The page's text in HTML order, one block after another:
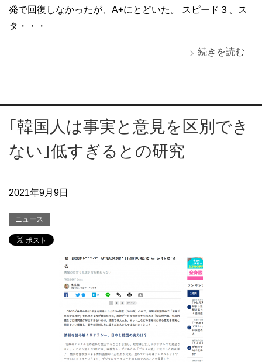
発で回復しなかったが、A+にとどいた。 スピード３、ス
タ・・・
続きを読む
｢韓国人は事実と意見を区別でき
ない｣低すぎるとの研究
2021年9月9日
ニュース